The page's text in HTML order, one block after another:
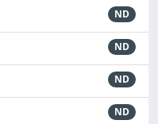
ND
ND
ND
ND